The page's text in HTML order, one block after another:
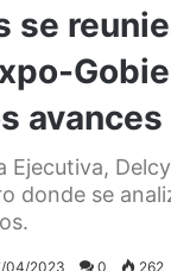
se
avances
Ejecutiva,
donde se
04/2023 0 262